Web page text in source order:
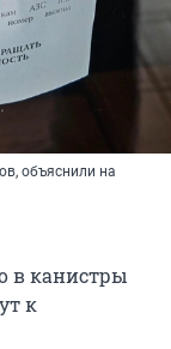
объяснили на
в канистры
к